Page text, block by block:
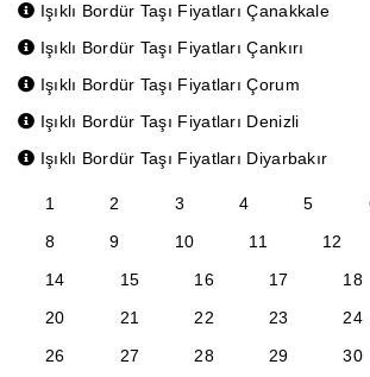
Işıklı Bordür Taşı Fiyatları Çanakkale
Işıklı Bordür Taşı Fiyatları Çankırı
Işıklı Bordür Taşı Fiyatları Çorum
Işıklı Bordür Taşı Fiyatları Denizli
Işıklı Bordür Taşı Fiyatları Diyarbakır
1 2 3 4 5
8
9 10 11 12
14
15 16 17 18
20
21 22 23 24
26
27 28 29 30